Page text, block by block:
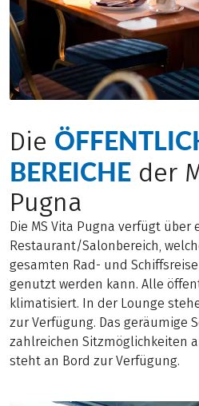
Die
BEREICHE der
Pugna
Die MS Vita Pugna verfügt
Restaurant/Salonbereich,
gesamten Rad- und
genutzt werden kann. Alle
klimatisiert. In der Lounge
zur Verfügung. Das geräumige
zahlreichen Sitzmöglichkeiten
steht an Bord zur Verfügung.